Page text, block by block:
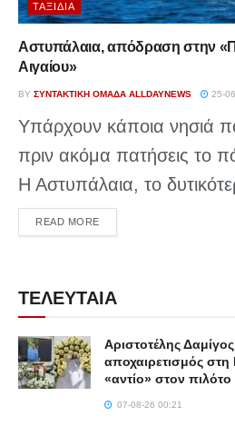
ΤΑΞΊΔΙΑ
Αστυπάλαια, απόδραση στην
Αιγαίου»
BY ΣΥΝΤΑΚΤΙΚΉ ΟΜΆΔΑ ALLDAYNEWS 25-
Υπάρχουν κάποια νησιά
πριν ακόμα πατήσεις το
Η Αστυπάλαια, το
READ MOREDETAILS
ΤΕΛΕΥΤΑΙΑ
Αριστοτέλης
αποχαιρετισμός στη
«αντίο» στον
07-08-26 00:21